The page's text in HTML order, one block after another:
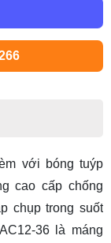
với bóng tuýp
cao cấp chống
chụp trong suốt
36 là máng